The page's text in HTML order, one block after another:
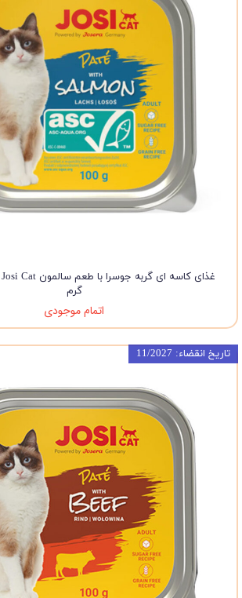
گرم
اتمام موجودی
تاریخ انقضاء: 11/2027